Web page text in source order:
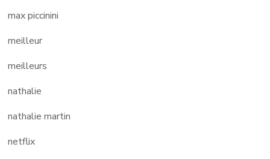
max piccinini
meilleur
meilleurs
nathalie
nathalie martin
netflix